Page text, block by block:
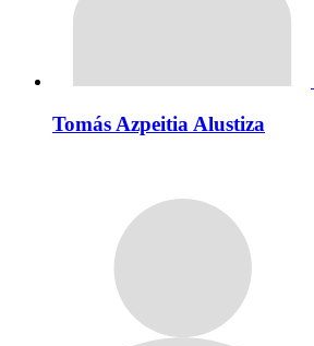
Tomás Azpeitia Alustiza